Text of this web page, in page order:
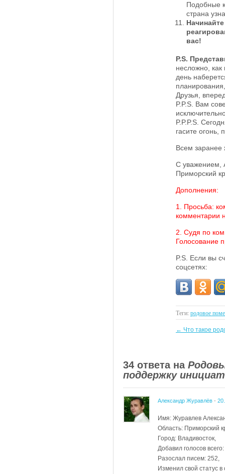
Подобные
страна
вас!
P.S.
несложно,
день
Друзья,
P.P.S. Вам
P.P.P.S.
гасите
Всем заранее
С уважением,
Приморский
Дополнения:
1. Просьба:
комментарии
2. Судя по
Голосование
P.S. Если вы
соцсетях:
Теги: родовое
← Что такое
34 ответа на
поддержку
Александр Журавлёв -
Имя: Журавлев
Область: Приморский
Город: Владивосток,
Добавил голосов
Разослал писем: 252,
Изменил свой статус